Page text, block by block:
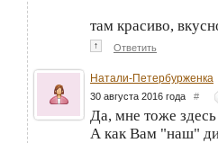
там красиво,
↑ Ответить
Натали-Петербурженка
30 августа 2016 года #
Да, мне тоже
А как Вам "наш"